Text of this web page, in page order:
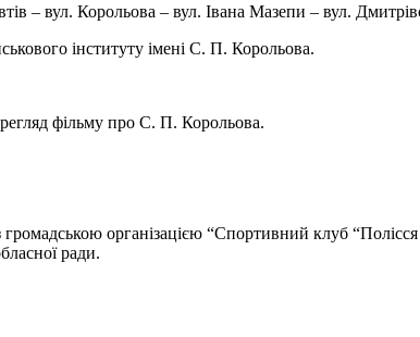
– вул. Корольова – вул. Івана Мазепи – вул.
інституту імені С. П. Корольова.
фільму про С. П. Корольова.
організацією “Спортивний клуб
ради.